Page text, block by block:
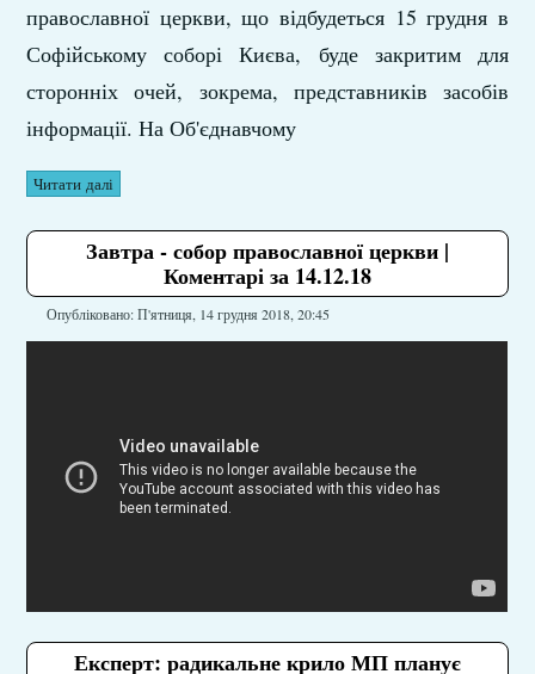
православної церкви, що відбудеться 15 грудня в
Софійському соборі Києва, буде закритим для
сторонніх очей, зокрема, представників засобів
інформації. На Об'єднавчому
Читати далі
Завтра - собор православної церкви |
Коментарі за 14.12.18
Опубліковано: П'ятниця, 14 грудня 2018, 20:45
Експерт: радикальне крило МП планує